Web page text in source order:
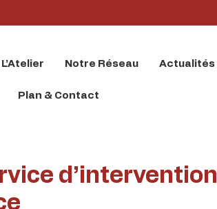
L’Atelier Notre Réseau Actualités
Plan & Contact
d’intervention